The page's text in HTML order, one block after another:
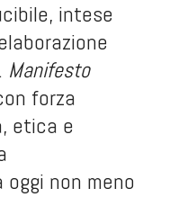
intese
Manifesto
forza
etica e
non meno